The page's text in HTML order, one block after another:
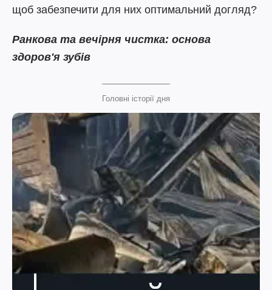
щоб забезпечити для них оптимальний догляд?
Ранкова та вечірня чистка: основа
здоров'я зубів
Головні історії дня